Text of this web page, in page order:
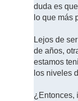
duda es
lo que más
Lejos de
de años,
estamos
los niveles
¿Entonces,